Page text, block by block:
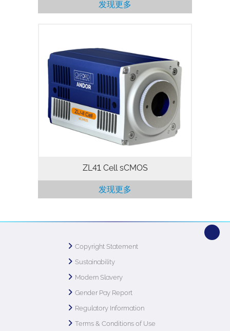
发现更多
牛津仪器Zyla sCMOS系列相机在市场上获
得了广泛好评，而ZL41 Cell是该系列的迭
代产品！我们对相机设计进行了优化和完
善。使其具备卓越的成像灵活性、性价比与
兼容性。该相机专为生命科学成像打造。
ZL41 Cell sCMOS
发现更多
Copyright Statement
Sustainability
Modern Slavery
Gender Pay Report
Regulatory Information
Terms & Conditions of Use